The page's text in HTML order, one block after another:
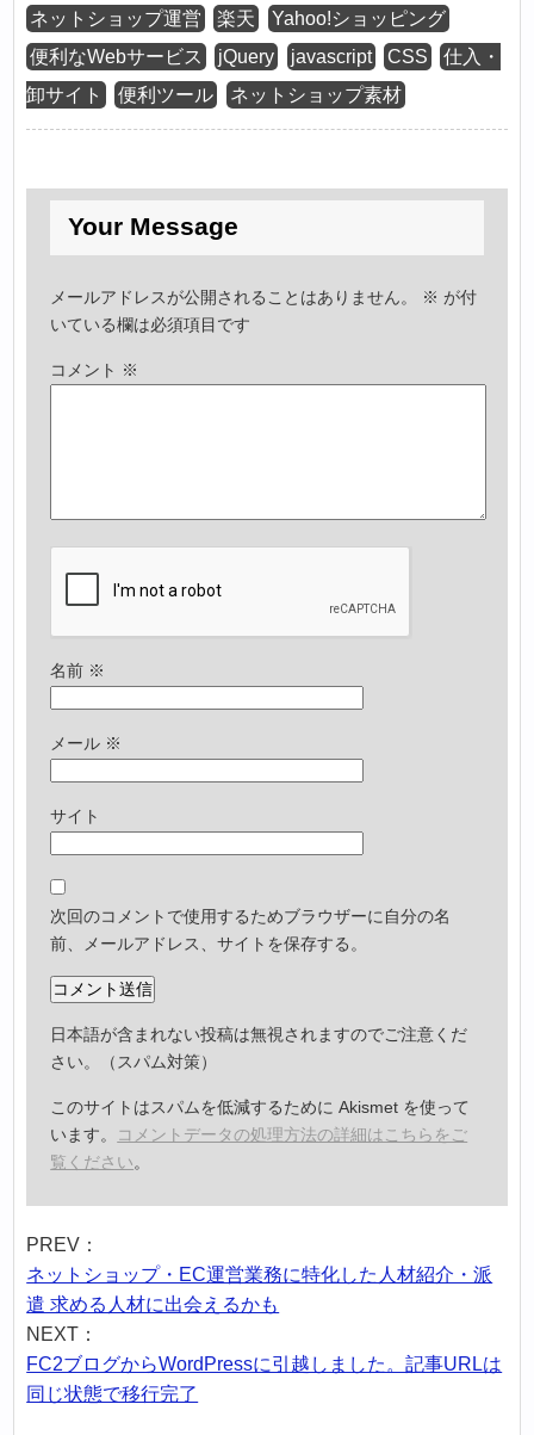
ネットショップ運営 楽天
Yahoo!ショッピング
便利なWebサービス
jQuery javascript CSS
仕入・
卸サイト
便利ツール ネットショップ素材
Your Message
メールアドレスが公開されることはありません。 ※ が付
いている欄は必須項目です
コメント ※
名前 ※
メール ※
サイト
次回のコメントで使用するためブラウザーに自分の名
前、メールアドレス、サイトを保存する。
日本語が含まれない投稿は無視されますのでご注意くだ
さい。（スパム対策）
このサイトはスパムを低減するために Akismet を使って
います。
コメントデータの処理方法の詳細はこちらをご
覧ください。
PREV：
ネットショップ・EC運営業務に特化した人材紹介・派
遣 求める人材に出会えるかも
NEXT：
FC2ブログからWordPressに引越しました。記事URLは
同じ状態で移行完了